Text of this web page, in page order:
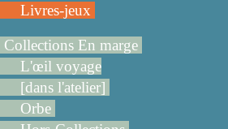
Livres-jeux
Collections En marge
L'œil voyage
[dans l'atelier]
Orbe